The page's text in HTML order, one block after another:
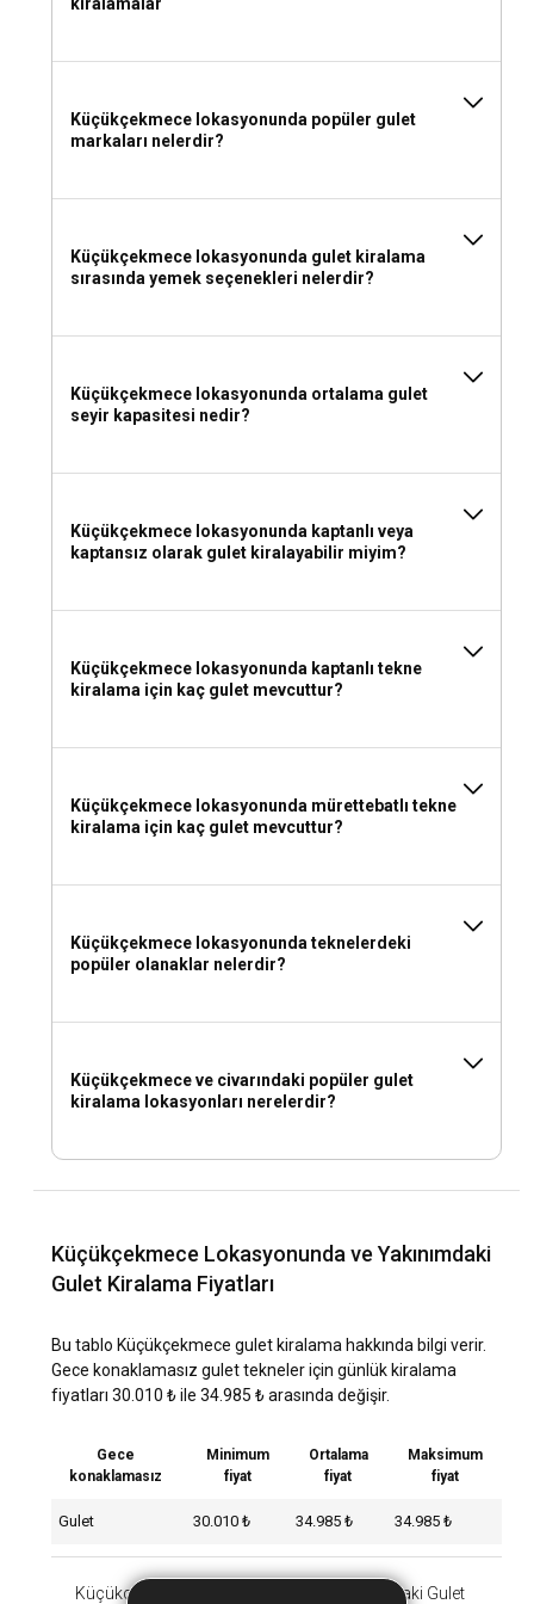
Küçükçekmece lokasyonunda gulet kiralama için
Kiralık gulet seyahatiniz için yanınıza almanız gerekenler;
güneş koruma kremleri, plaj şortları, sundresses, gözlükler,
deniz ayakkabıları ve deniz tembellikleridir.
kiralamalar
Küçükçekmece lokasyonunda popüler gulet
markaları nelerdir?
Küçükçekmece lokasyonunda gulet kiralama
sırasında yemek seçenekleri nelerdir?
Küçükçekmece lokasyonunda ortalama gulet
seyir kapasitesi nedir?
Küçükçekmece lokasyonunda kaptanlı veya
kaptansız olarak gulet kiralayabilir miyim?
Küçükçekmece lokasyonunda kaptanlı tekne
kiralama için kaç gulet mevcuttur?
Küçükçekmece lokasyonunda mürettebatlı tekne
kiralama için kaç gulet mevcuttur?
Küçükçekmece lokasyonunda teknelerdeki
popüler olanaklar nelerdir?
Küçükçekmece ve civarındaki popüler gulet
kiralama lokasyonları nerelerdir?
Küçükçekmece Lokasyonunda ve Yakınımdaki
Gulet Kiralama Fiyatları
Bu tablo Küçükçekmece gulet kiralama hakkında bilgi verir.
Gece konaklamasız gulet tekneler için günlük kiralama
fiyatları 30.010 ₺ ile 34.985 ₺ arasında değişir.
Küçükçekmece Lokasyonunda ve Yakınımdaki Gulet
Gece
konaklamasız
Minimum
fiyat
Ortalama
fiyat
Maksimum
fiyat
Gulet 30.010 ₺ 34.985 ₺ 34.985 ₺